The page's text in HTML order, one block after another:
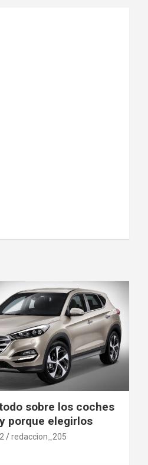
sobre los coches
porque elegirlos
redaccion_205